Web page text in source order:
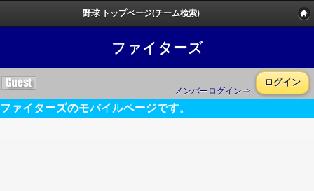
野球 トップページ(チーム検索)
ファイターズ
メンバーログイン⇒
ログイン
ファイターズのモバイルページです。